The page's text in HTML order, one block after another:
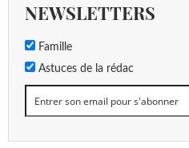
NEWSLETTERS
Famille
Astuces de la rédac